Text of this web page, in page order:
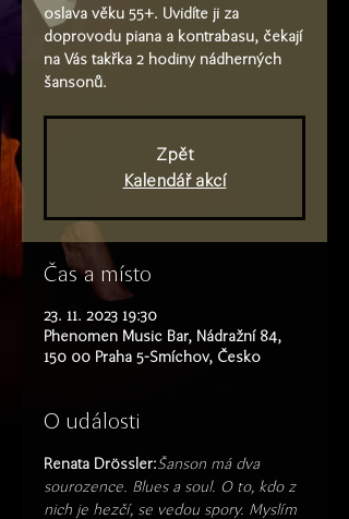
oslava věku 55+. Uvidíte ji za
doprovodu piana a kontrabasu, čekají
na Vás takřka 2 hodiny nádherných
šansonů.
Zpět
Kalendář akcí
Čas a místo
23. 11. 2023 19:30
Phenomen Music Bar, Nádražní 84,
150 00 Praha 5-Smíchov, Česko
O události
Renata Drössler:Šanson má dva
sourozence. Blues a soul. O to, kdo z
nich je hezčí, se vedou spory. Myslím